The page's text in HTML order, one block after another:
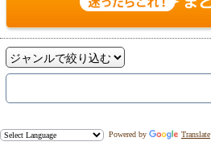
Powered by Translate